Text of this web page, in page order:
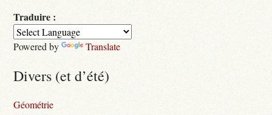
Traduire :
Powered by Translate
Divers (et d’été)
Géométrie